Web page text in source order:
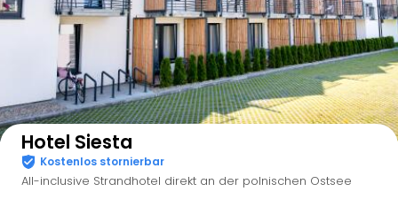
Auf der Karte anzeigen
Hotel Siesta
Kostenlos stornierbar
All-inclusive Strandhotel direkt an der polnischen Ostsee